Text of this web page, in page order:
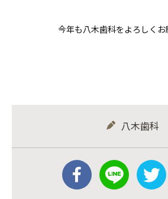
今年も八木歯科をよろしく
八木歯科